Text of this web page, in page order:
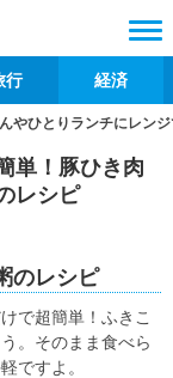
行 経済
やひとりランチにレン
単！豚ひき肉
レシピ
のレシピ
で超簡単！ふきこ
。そのまま食べら
ですよ。